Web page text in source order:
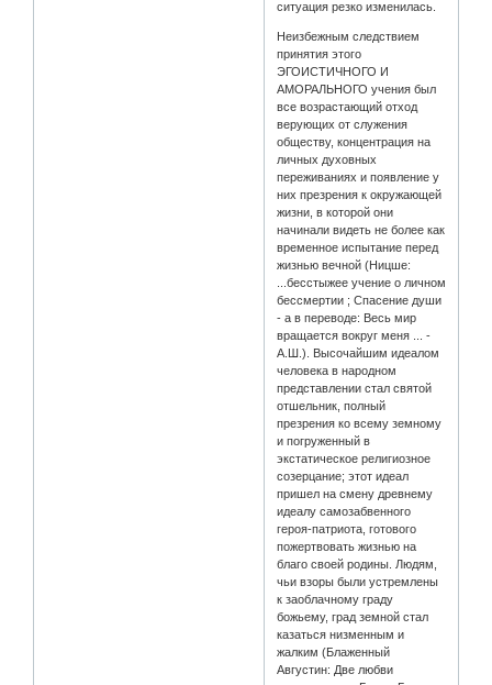
ситуация резко изменилась.
Неизбежным следствием
принятия этого
ЭГОИСТИЧНОГО И
АМОРАЛЬНОГО учения был
все возрастающий отход
верующих от служения
обществу, концентрация на
личных духовных
переживаниях и появление у
них презрения к окружающей
жизни, в которой они
начинали видеть не более как
временное испытание перед
жизнью вечной (Ницше:
...бесстыжее учение о личном
бессмертии ; Спасение души
- а в переводе: Весь мир
вращается вокруг меня ... -
А.Ш.). Высочайшим идеалом
человека в народном
представлении стал святой
отшельник, полный
презрения ко всему земному
и погруженный в
экстатическое религиозное
созерцание; этот идеал
пришел на смену древнему
идеалу самозабвенного
героя-патриота, готового
пожертвовать жизнью на
благо своей родины. Людям,
чьи взоры были устремлены
к заоблачному граду
божьему, град земной стал
казаться низменным и
жалким (Блаженный
Августин: Две любви